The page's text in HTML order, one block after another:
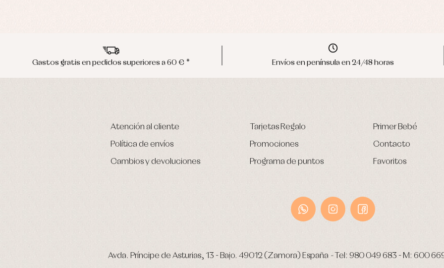
Gastos gratis en pedidos superiores a 60 € * Envíos en península en 24/48 horas
Atención al cliente
Política de envíos
Cambios y devoluciones
Tarjetas Regalo
Promociones
Programa de puntos
Primer Bebé
Contacto
Favoritos
Avda. Príncipe de Asturias, 13 - Bajo. 49012 (Zamora) España -Tel: 980 049 683 - M: 600